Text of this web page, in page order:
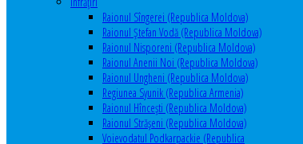
Raionul Sîngerei (Republica Moldova)
Raionul Ștefan Vodă (Republica Moldova)
Raionul Nisporeni (Republica Moldova)
Raionul Anenii Noi (Republica Moldova)
Raionul Ungheni (Republica Moldova)
Regiunea Syunik (Republica Armenia)
Raionul Hîncești (Republica Moldova)
Raionul Străşeni (Republica Moldova)
Voievodatul Podkarpackie (Republica